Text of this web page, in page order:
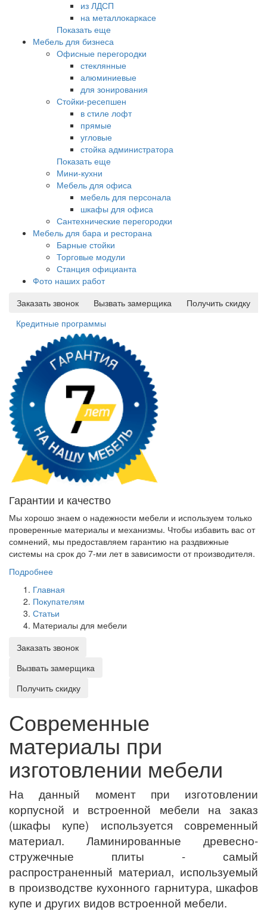
из ЛДСП
на металлокаркасе
Показать еще
Мебель для бизнеса
Офисные перегородки
стеклянные
алюминиевые
для зонирования
Стойки-ресепшен
в стиле лофт
прямые
угловые
стойка администратора
Показать еще
Мини-кухни
Мебель для офиса
мебель для персонала
шкафы для офиса
Сантехнические перегородки
Мебель для бара и ресторана
Барные стойки
Торговые модули
Станция официанта
Фото наших работ
Заказать звонок
Вызвать замерщика
Получить скидку
Кредитные программы
Гарантии и качество
Мы хорошо знаем о надежности мебели и используем только
проверенные материалы и механизмы. Чтобы избавить вас от
сомнений, мы предоставляем гарантию на раздвижные
системы на срок до 7-ми лет в зависимости от производителя.
Подробнее
Главная
Покупателям
Статьи
Материалы для мебели
Заказать звонок
Вызвать замерщика
Получить скидку
Современные
материалы при
изготовлении мебели
На данный момент при изготовлении
корпусной и встроенной мебели на заказ
(шкафы купе) используется современный
материал. Ламинированные древесно-
стружечные плиты - самый
распространенный материал, используемый
в производстве кухонного гарнитура, шкафов
купе и других видов встроенной мебели.